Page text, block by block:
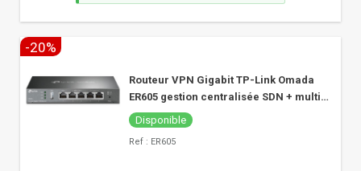
-20%
1 x
Routeur VPN Gigabit TP-Link Omada
ER605 gestion centralisée SDN + multi-
WAN
Disponible
Ref : ER605